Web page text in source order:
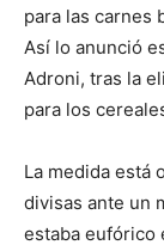
para las carnes
Así lo anunció
Adroni, tras la
para los
La medida está
divisas ante un
estaba eufórico